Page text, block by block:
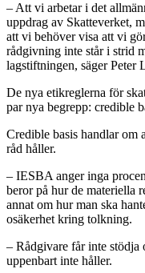
– Att vi arbetar i det
uppdrag av Skatteverket,
att vi behöver visa att vi
rådgivning inte står i strid
lagstiftningen, säger Peter
De nya etikreglerna för
par nya begrepp: credible
Credible basis handlar om
råd håller.
– IESBA anger inga
beror på hur de materiella
annat om hur man ska
osäkerhet kring tolkning.
– Rådgivare får inte stödja
uppenbart inte håller.